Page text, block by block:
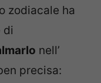
zodiacale ha
di
nell’
precisa: